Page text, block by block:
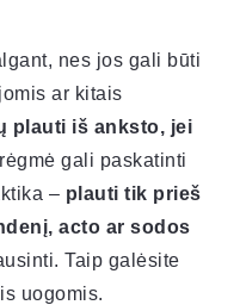
nes jos gali būti
ar kitais
plauti iš anksto, jei
gali paskatinti
– plauti tik prieš
acto ar sodos
Taip galėsite
uogomis.